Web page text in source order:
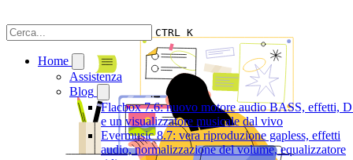
CTRL K
Home
Assistenza
Blog
Flacbox 7.6: nuovo motore audio BASS, effetti,
e un visualizzatore musicale dal vivo
Evermusic 8.7: vera riproduzione gapless, effetti
audio, normalizzazione del volume, equalizzatore